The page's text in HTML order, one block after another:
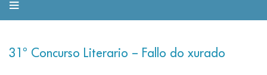
31º Concurso Literario – Fallo do xurado